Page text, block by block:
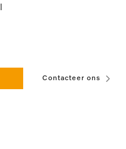
Contacteer ons